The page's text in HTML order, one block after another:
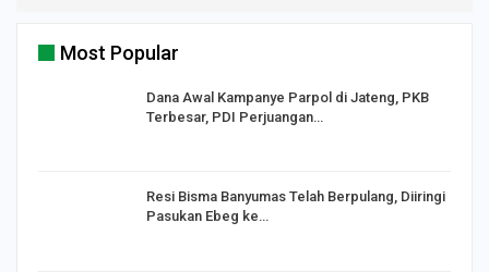
Most Popular
Dana Awal Kampanye Parpol di Jateng, PKB
Terbesar, PDI Perjuangan…
Resi Bisma Banyumas Telah Berpulang, Diiringi
Pasukan Ebeg ke…